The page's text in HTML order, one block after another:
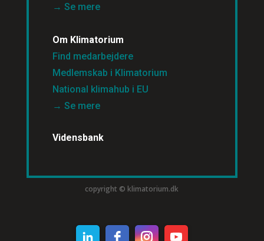
→ Se mere
Om Klimatorium
Find medarbejdere
Medlemskab i Klimatorium
National klimahub i EU
→ Se mere
Vidensbank
copyright © klimatorium.dk